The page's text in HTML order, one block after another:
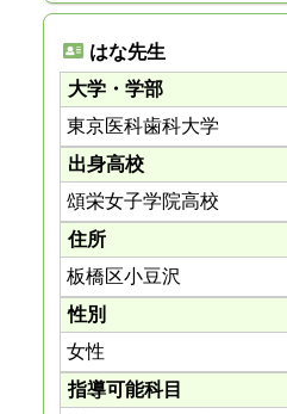
はな先生
大学・学部
東京医科歯科大学
出身高校
頌栄女子学院高校
住所
板橋区小豆沢
性別
女性
指導可能科目